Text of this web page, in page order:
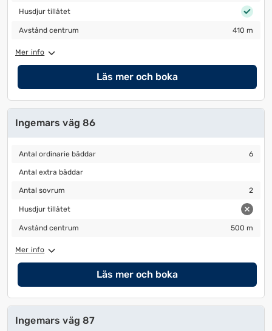
Husdjur tillåtet
Husdjur tillåtet
Avstånd centrum
Avstånd centrum 410 m
Mer info
Läs mer och boka
Ingemars väg 86
Antal ordinarie bäddar
Antal ordinarie bäddar 6
Antal extra bäddar
Antal extra bäddar
Antal sovrum
Antal sovrum 2
Husdjur tillåtet
Husdjur tillåtet
Avstånd centrum
Avstånd centrum 500 m
Mer info
Läs mer och boka
Ingemars väg 87